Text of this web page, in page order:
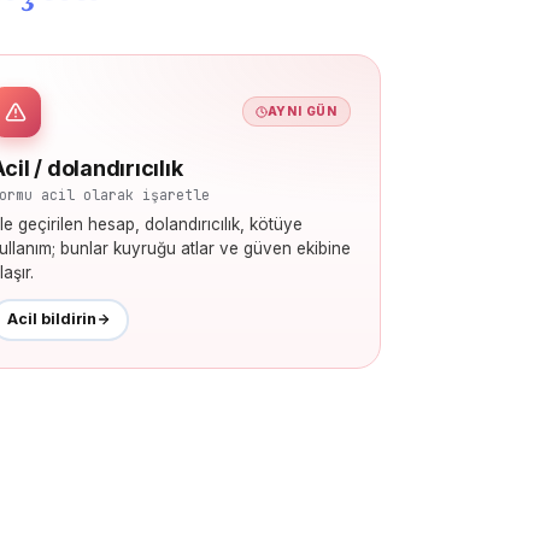
AYNI GÜN
/ dolandırıcılık
acil olarak işaretle
geçirilen hesap, dolandırıcılık, kötüye
bunlar kuyruğu atlar ve güven ekibine
Acil bildirin